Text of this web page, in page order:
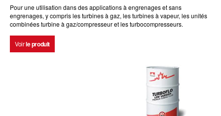
Pour une utilisation dans des applications à engrenages et sans
engrenages, y compris les turbines à gaz, les turbines à vapeur, les unités
combinées turbine à gaz/compresseur et les turbocompresseurs.
Voirle produit